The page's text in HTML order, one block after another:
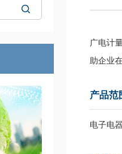
广电计
助企业
产品范
电子电